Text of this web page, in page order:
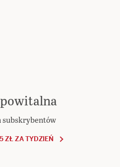
subskrybentów
ZŁ ZA TYDZIEŃ